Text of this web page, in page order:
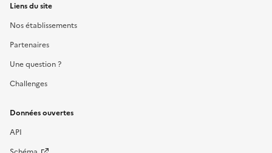
Liens du site
Nos établissements
Partenaires
Une question ?
Challenges
Données ouvertes
API